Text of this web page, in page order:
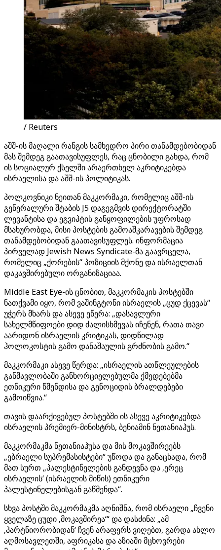
/ Reuters
აშშ-ის მაღალი რანგის სამხედრო პირი თანამდებობიდან
მას შემდეგ გაათავისუფლეს, რაც ცნობილი გახდა, რომ
ის სოციალურ ქსელში არაერთხელ აკრიტიკებდა
ისრაელისა და აშშ-ის პოლიტიკას.
პოლკოვნიკი ნეითან მაკკორმაკი, რომელიც აშშ-ის
გენერალური შტაბის J5 დაგეგმვის დირექტორატში
ლევანტისა და ეგვიპტის განყოფილების უფროსად
მსახურობდა, მისი პოსტების გამოაშკარავების შემდეგ
თანამდებობიდან გაათავისუფლეს. ინფორმაცია
პირველად Jewish News Syndicate-მა გაავრცელა,
რომელიც „ქორების“ პოზიციის მქონე და ისრაელთან
დაკავშირებული ორგანიზაციაა.
Middle East Eye-ის ცნობით, მაკკორმაკის პოსტებში
ნათქვამი იყო, რომ ვაშინგტონი ისრაელის „ცუდ ქცევას“
უჭერს მხარს და ასევე ეწერა: „დასავლური
სახელმწიფოები დიდ ძალისხმევას იჩენენ, რათა თავი
აარიდონ ისრაელის კრიტიკას, დიდწილად
ჰოლოკოსტის გამო დანაშაულის გრძნობის გამო.“
მაკკორმაკი ასევე წერდა: „ისრაელის ათწლეულების
განმავლობაში განხორციელებულმა ქმედებებმა
ეთნიკური წმენდისა და გენოციდის ბრალდებები
გამოიწვია.“
თავის დაარქივებულ პოსტებში ის ასევე აკრიტიკებდა
ისრაელის პრემიერ-მინისტრს, ბენიამინ ნეთანიაჰუს.
მაკკორმაკმა ნეთანიაჰუსა და მის მოკავშირეებს
„ებრაელი სუპრემასისტები“ უწოდა და განაცხადა, რომ
მათ სურთ „პალესტინელების განდევნა და ‚ერეც
ისრაელის‘ (ისრაელის მიწის) ეთნიკური
პალესტინელებისგან გაწმენდა“.
სხვა პოსტში მაკკორმაკმა აღნიშნა, რომ ისრაელი „ჩვენი
ყველაზე ცუდი ‚მოკავშირეა‘“ და დასძინა: „ამ
‚პარტნიორობიდან‘ ჩვენ არაფერს ვიღებთ, გარდა ახლო
აღმოსავლეთში, აფრიკასა და აზიაში მცხოვრები